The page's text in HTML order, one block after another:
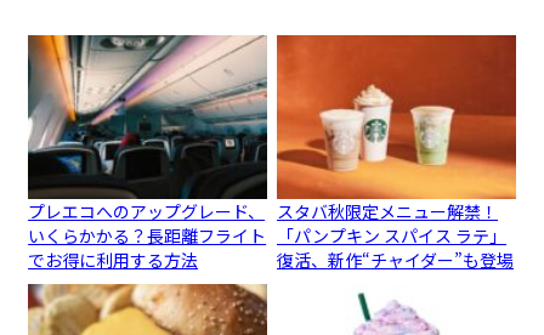
プレエコへのアップグレード、
いくらかかる？長距離フライト
でお得に利用する方法
スタバ秋限定メニュー解禁！
「パンプキン スパイス ラテ」
復活、新作“チャイダー”も登場